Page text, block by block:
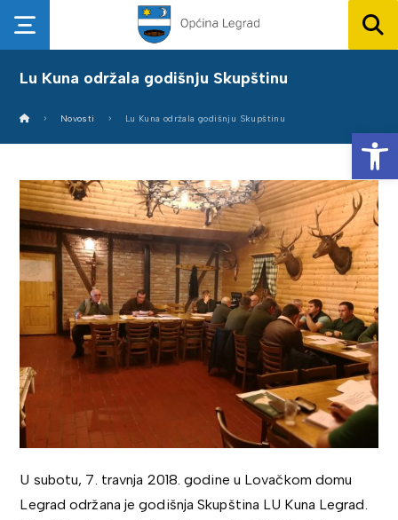
Lu Kuna održala godišnju Skupštinu
Novosti Lu Kuna održala godišnju Skupštinu
U subotu, 7. travnja 2018. godine u Lovačkom domu
Legrad održana je godišnja Skupština LU Kuna Legrad.